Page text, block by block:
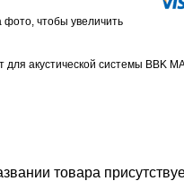
чтобы увеличить
для акустической системы BBK
товара